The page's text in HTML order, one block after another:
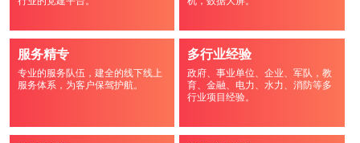
服务精专
专业的服务队伍，建全的线下线上
服务体系，为客户保驾护航。
多行业经验
政府、事业单位、企业、军队，教
育、金融、电力、水力、消防等多
行业项目经验。